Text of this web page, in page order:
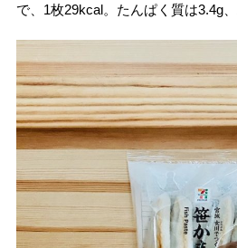
で、1枚29kcal。たんぱく質は3.4g